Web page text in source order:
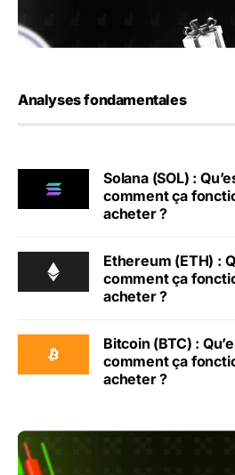
Analyses fondamentales
Solana (SOL) :
comment ça
acheter ?
Ethereum (ETH) :
comment ça
acheter ?
Bitcoin (BTC) :
comment ça
acheter ?